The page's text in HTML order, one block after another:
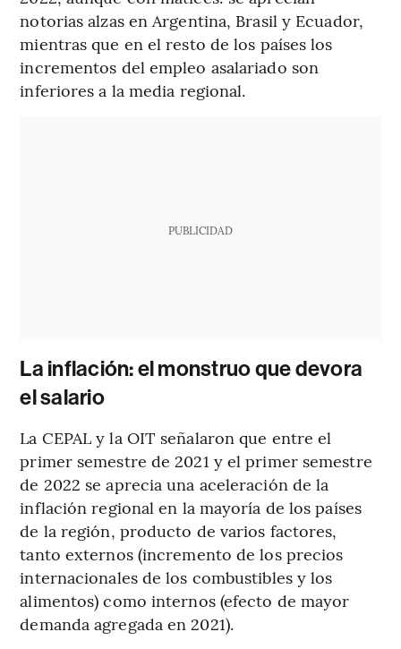
notorias alzas en Argentina, Brasil y Ecuador,
mientras que en el resto de los países los
incrementos del empleo asalariado son
inferiores a la media regional.
PUBLICIDAD
La inflación: el monstruo que devora
el salario
La CEPAL y la OIT señalaron que entre el
primer semestre de 2021 y el primer semestre
de 2022 se aprecia una aceleración de la
inflación regional en la mayoría de los países
de la región, producto de varios factores,
tanto externos (incremento de los precios
internacionales de los combustibles y los
alimentos) como internos (efecto de mayor
demanda agregada en 2021).